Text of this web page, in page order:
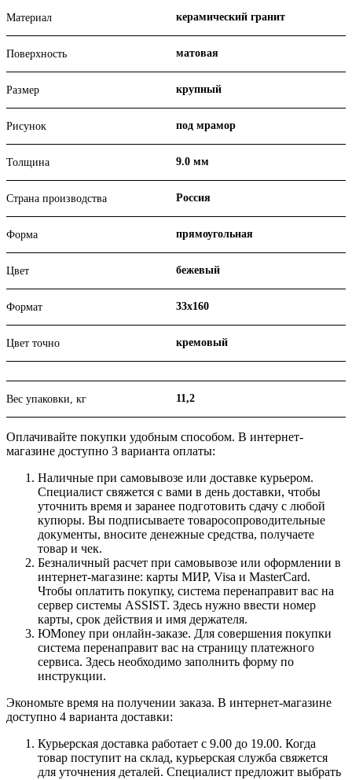
Материал керамический гранит
Поверхность матовая
Размер крупный
Рисунок под мрамор
Толщина 9.0 мм
Страна производства Россия
Форма прямоугольная
Цвет бежевый
Формат 33х160
Цвет точно кремовый
Вес упаковки, кг 11,2
Оплачивайте покупки удобным способом. В интернет-
магазине доступно 3 варианта оплаты:
Наличные при самовывозе или доставке курьером.
Специалист свяжется с вами в день доставки, чтобы
уточнить время и заранее подготовить сдачу с любой
купюры. Вы подписываете товаросопроводительные
документы, вносите денежные средства, получаете
товар и чек.
Безналичный расчет при самовывозе или оформлении в
интернет-магазине: карты МИР, Visa и MasterCard.
Чтобы оплатить покупку, система перенаправит вас на
сервер системы ASSIST. Здесь нужно ввести номер
карты, срок действия и имя держателя.
ЮMoney при онлайн-заказе. Для совершения покупки
система перенаправит вас на страницу платежного
сервиса. Здесь необходимо заполнить форму по
инструкции.
Экономьте время на получении заказа. В интернет-магазине
доступно 4 варианта доставки:
Курьерская доставка работает с 9.00 до 19.00. Когда
товар поступит на склад, курьерская служба свяжется
для уточнения деталей. Специалист предложит выбрать